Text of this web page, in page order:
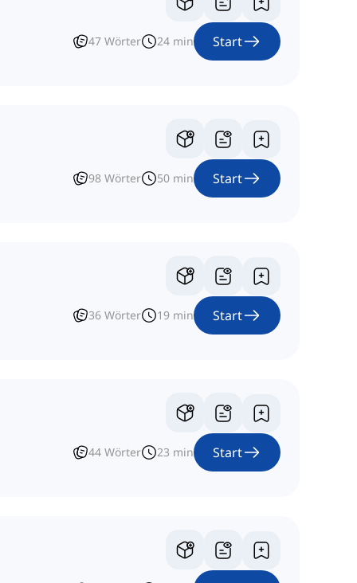
47 Wörter 24 min Start
98 Wörter 50 min Start
36 Wörter 19 min Start
44 Wörter 23 min Start